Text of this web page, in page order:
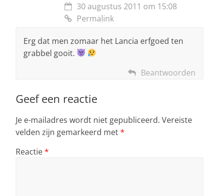
30 augustus 2011 om 15:08
Permalink
Erg dat men zomaar het Lancia erfgoed ten
grabbel gooit.
Beantwoorden
Geef een reactie
Je e-mailadres wordt niet gepubliceerd. Vereiste
velden zijn gemarkeerd met*
Reactie*